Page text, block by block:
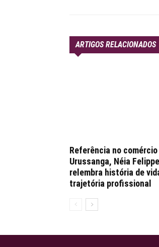
ARTIGOS RELACIONADOS
Referência no comércio
Urussanga, Néia Felippe
relembra história de
trajetória profissional